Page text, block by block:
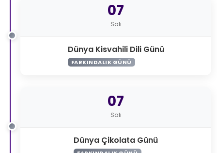
07
Salı
Dünya Kisvahili Dili Günü
FARKINDALIK GÜNÜ
07
Salı
Dünya Çikolata Günü